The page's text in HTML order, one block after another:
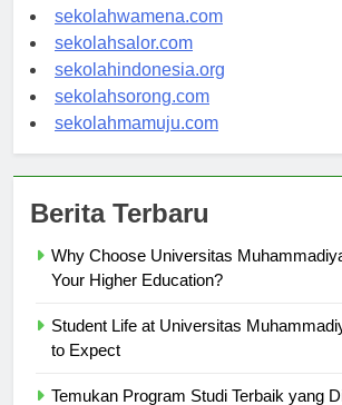
sekolahnabire.com
sekolahwamena.com
sekolahsalor.com
sekolahindonesia.org
sekolahsorong.com
Why Choose Universitas
Student Life at Universitas